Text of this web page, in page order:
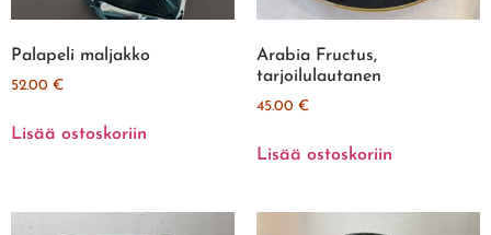
Palapeli maljakko
52.00 €
Lisää ostoskoriin
Arabia Fructus,
tarjoilulautanen
45.00 €
Lisää ostoskoriin